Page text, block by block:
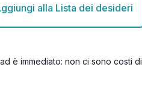
alla Lista dei desideri
è immediato: non ci sono costi di